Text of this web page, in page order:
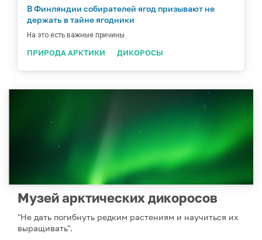
В Финляндии собирателей ягод призывают не
держать в тайне ягодники
На это есть важные причины.
ПРИРОДА АРКТИКИ ДИКОРОСЫ
Музей арктических дикоросов
"Не дать погибнуть редким растениям и научиться их
выращивать".